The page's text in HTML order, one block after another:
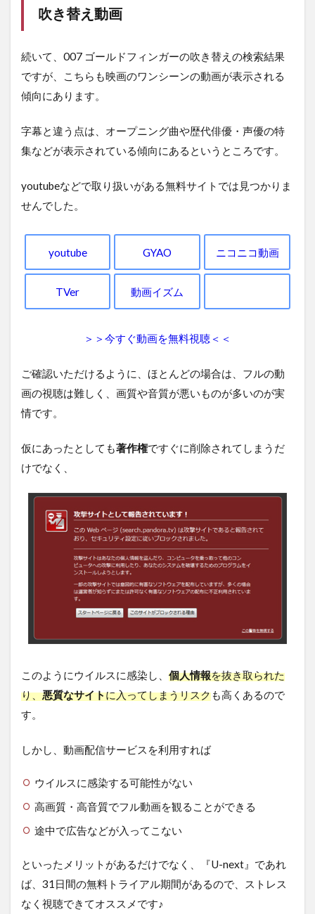
吹き替え動画
続いて、007 ゴールドフィンガーの吹き替えの検索結果
ですが、こちらも映画のワンシーンの動画が表示される
傾向にあります。
字幕と違う点は、オープニング曲や歴代俳優・声優の特
集などが表示されている傾向にあるというところです。
youtubeなどで取り扱いがある無料サイトでは見つかりま
せんでした。
youtube GYAO ニコニコ動画
TVer 動画イズム
＞＞今すぐ動画を無料視聴＜＜
ご確認いただけるように、ほとんどの場合は、フルの動
画の視聴は難しく、画質や音質が悪いものが多いのが実
情です。
仮にあったとしても著作権ですぐに削除されてしまうだ
けでなく、
このようにウイルスに感染し、 個人情報を抜き取られた
り、悪質なサイトに入ってしまうリスクも高くあるので
す。
しかし、動画配信サービスを利用すれば
ウイルスに感染する可能性がない
高画質・高音質でフル動画を観ることができる
途中で広告などが入ってこない
といったメリットがあるだけでなく、『U-next』であれ
ば、31日間の無料トライアル期間があるので、ストレス
なく視聴できてオススメです♪